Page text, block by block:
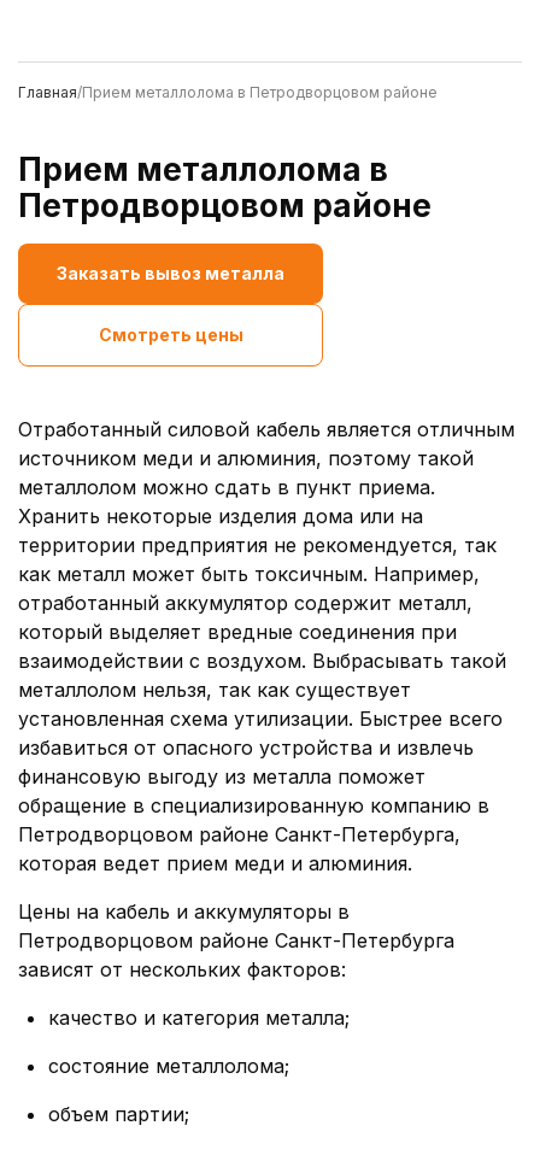
Главная/Прием металлолома в Петродворцовом районе
Прием металлолома в
Петродворцовом районе
Заказать вывоз металла
Смотреть цены
Отработанный силовой кабель является отличным
источником меди и алюминия, поэтому такой
металлолом можно сдать в пункт приема.
Хранить некоторые изделия дома или на
территории предприятия не рекомендуется, так
как металл может быть токсичным. Например,
отработанный аккумулятор содержит металл,
который выделяет вредные соединения при
взаимодействии с воздухом. Выбрасывать такой
металлолом нельзя, так как существует
установленная схема утилизации. Быстрее всего
избавиться от опасного устройства и извлечь
финансовую выгоду из металла поможет
обращение в специализированную компанию в
Петродворцовом районе Санкт-Петербурга,
которая ведет прием меди и алюминия.
Цены на кабель и аккумуляторы в
Петродворцовом районе Санкт-Петербурга
зависят от нескольких факторов:
качество и категория металла;
состояние металлолома;
объем партии;